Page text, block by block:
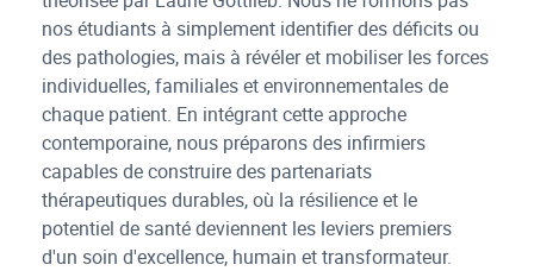
nos étudiants à simplement identifier des déficits ou
des pathologies, mais à révéler et mobiliser les forces
individuelles, familiales et environnementales de
chaque patient. En intégrant cette approche
contemporaine, nous préparons des infirmiers
capables de construire des partenariats
thérapeutiques durables, où la résilience et le
potentiel de santé deviennent les leviers premiers
d'un soin d'excellence, humain et transformateur.